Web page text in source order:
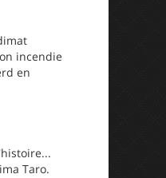
incendie
en
Taro.